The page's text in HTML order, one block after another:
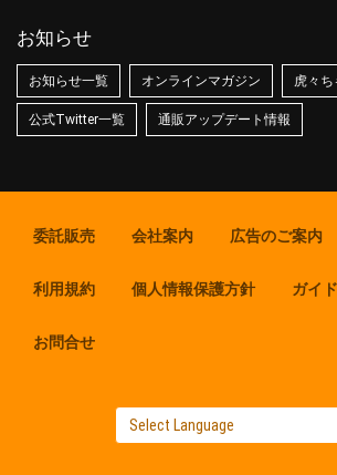
お知らせ
お知らせ一覧 オンラインマガジン 虎々
公式Twitter一覧 通販アップデート情報
委託販売 会社案内 広告のご案内
利用規約 個人情報保護方針 ガイ
お問合せ